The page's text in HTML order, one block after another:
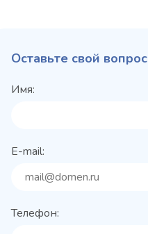
Холодильный
Polair ШХФ-0,2
Расход
Оставьте свой вопрос
Имя:
E-mail:
Телефон: